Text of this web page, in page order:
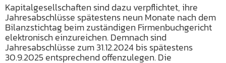
Kapitalgesellschaften sind dazu verpflichtet, ihre
Jahresabschlüsse spätestens neun Monate nach dem
Bilanzstichtag beim zuständigen Firmenbuchgericht
elektronisch einzureichen. Demnach sind
Jahresabschlüsse zum 31.12.2024 bis spätestens
30.9.2025 entsprechend offenzulegen. Die